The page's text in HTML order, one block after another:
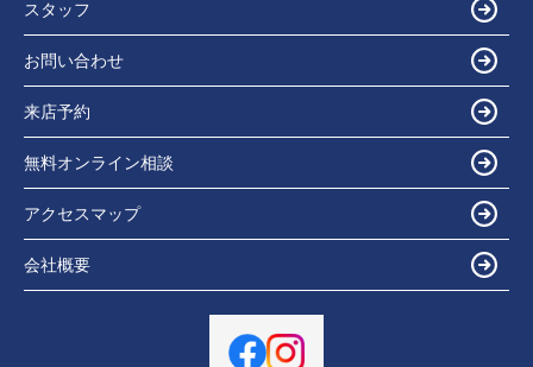
スタッフ
お問い合わせ
来店予約
無料オンライン相談
アクセスマップ
会社概要